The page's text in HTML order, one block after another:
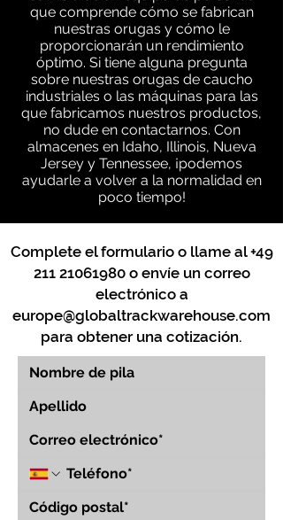
que comprende cómo se fabrican
nuestras orugas y cómo le
proporcionarán un rendimiento
óptimo. Si tiene alguna pregunta
sobre nuestras orugas de caucho
industriales o las máquinas para las
que fabricamos nuestros productos,
no dude en contactarnos. Con
almacenes en Idaho, Illinois, Nueva
Jersey y Tennessee, ¡podemos
ayudarle a volver a la normalidad en
poco tiempo!
Complete el formulario o llame al+49
211 21061980o envíe un correo
electrónico a
europe@globaltrackwarehouse.com
para obtener una cotización.